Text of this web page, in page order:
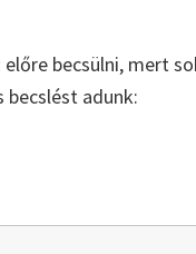
becsülni, mert
adunk: